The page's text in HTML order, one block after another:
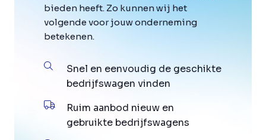
bieden heeft. Zo kunnen wij het
volgende voor jouw onderneming
betekenen.
Snel en eenvoudig de geschikte
bedrijfswagen vinden
Ruim aanbod nieuw en
gebruikte bedrijfswagens